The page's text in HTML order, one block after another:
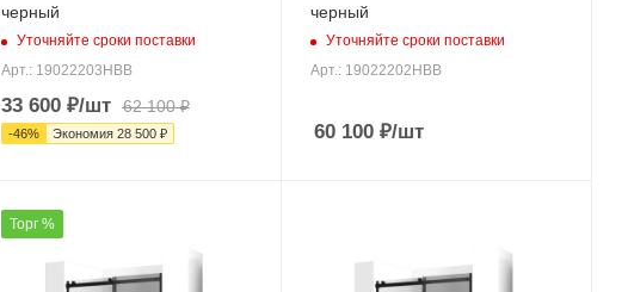
черный
Уточняйте сроки поставки
Арт.: 19022203HBB
33 600₽/шт 62 100₽
-46% Экономия 28 500₽
черный
Уточняйте сроки поставки
Арт.: 19022202HBB
60 100 ₽/шт
Торг %